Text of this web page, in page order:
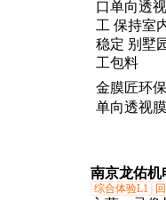
金膜匠环
单向透视
包料
南京龙佑机
综合体验L1